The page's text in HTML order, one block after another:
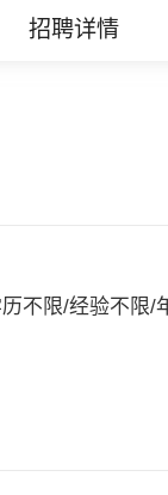
招聘详情
不限/经验不限/